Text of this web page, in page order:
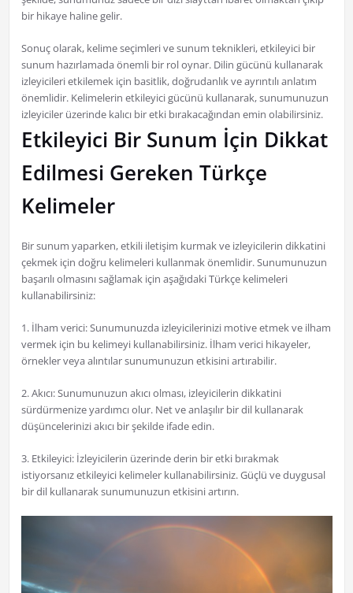
bir hikaye haline gelir.
Sonuç olarak, kelime seçimleri ve sunum teknikleri, etkileyici bir
sunum hazırlamada önemli bir rol oynar. Dilin gücünü kullanarak
izleyicileri etkilemek için basitlik, doğrudanlık ve ayrıntılı anlatım
önemlidir. Kelimelerin etkileyici gücünü kullanarak, sunumunuzun
izleyiciler üzerinde kalıcı bir etki bırakacağından emin olabilirsiniz.
Etkileyici Bir Sunum İçin Dikkat
Edilmesi Gereken Türkçe
Kelimeler
Bir sunum yaparken, etkili iletişim kurmak ve izleyicilerin dikkatini
çekmek için doğru kelimeleri kullanmak önemlidir. Sunumunuzun
başarılı olmasını sağlamak için aşağıdaki Türkçe kelimeleri
kullanabilirsiniz:
1. İlham verici: Sunumunuzda izleyicilerinizi motive etmek ve ilham
vermek için bu kelimeyi kullanabilirsiniz. İlham verici hikayeler,
örnekler veya alıntılar sunumunuzun etkisini artırabilir.
2. Akıcı: Sunumunuzun akıcı olması, izleyicilerin dikkatini
sürdürmenize yardımcı olur. Net ve anlaşılır bir dil kullanarak
düşüncelerinizi akıcı bir şekilde ifade edin.
3. Etkileyici: İzleyicilerin üzerinde derin bir etki bırakmak
istiyorsanız etkileyici kelimeler kullanabilirsiniz. Güçlü ve duygusal
bir dil kullanarak sunumunuzun etkisini artırın.